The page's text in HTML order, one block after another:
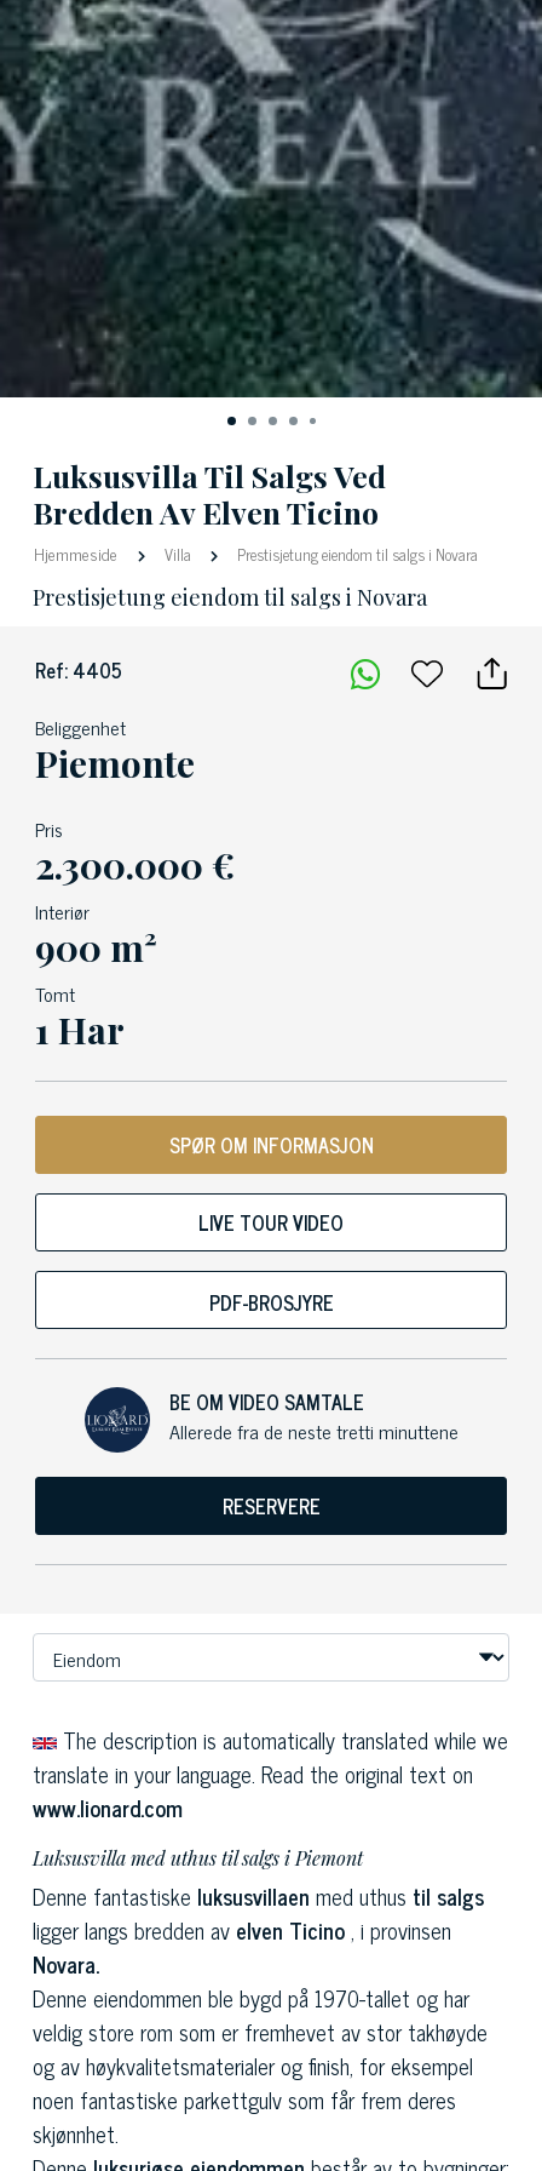
Luksusvilla Til Salgs Ved
Bredden Av Elven Ticino
Hjemmeside Villa Prestisjetung eiendom til salgs i Novara
Prestisjetung eiendom til salgs i Novara
Ref: 4405
Beliggenhet
Piemonte
Pris
2.300.000 €
Interiør
900 m²
Tomt
1 Har
SPØR OM INFORMASJON
LIVE TOUR VIDEO
PDF-BROSJYRE
BE OM VIDEO SAMTALE
Allerede fra de neste tretti minuttene
RESERVERE
The description is automatically translated while we
translate in your language. Read the original text on
www.lionard.com
Luksusvilla med uthus til salgs i Piemont
Denne fantastiske luksusvillaen med uthus til salgs
ligger langs bredden av elven Ticino, i provinsen
Novara.
Denne eiendommen ble bygd på 1970-tallet og har
veldig store rom som er fremhevet av stor takhøyde
og av høykvalitetsmaterialer og finish, for eksempel
noen fantastiske parkettgulv som får frem deres
skjønnhet.